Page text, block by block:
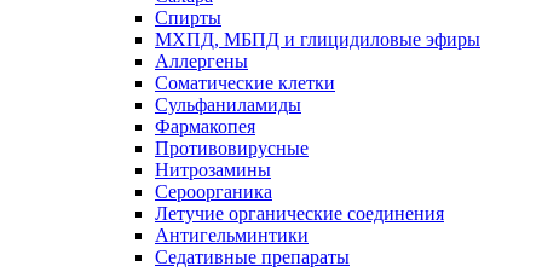
Спирты
МХПД, МБПД и глицидиловые эфиры
Аллергены
Соматические клетки
Сульфаниламиды
Фармакопея
Противовирусные
Нитрозамины
Сероорганика
Летучие органические соединения
Антигельминтики
Седативные препараты